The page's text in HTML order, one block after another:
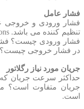
فشار عامل
فشار ورودی و خروجی
فشار ورودی چیست؟
در فشار خروجی چیست؟
جریان مورد نیاز رگلاتور
حداکثر سرعت جریان
جریان متفاوت است؟
است.